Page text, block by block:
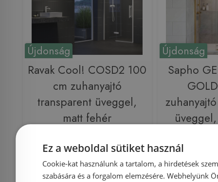
Újdonság
Ravak Cool! COSD2 100
cm zuhanyajtó
transparent üveggel,
matt fehér
Azonosító: 223121
Cikkszám: X0VVACE00Z1
Újdonság
Sapho
Ez a weboldal sütiket használ
Cookie-kat használunk a tartalom, a hirdetések
szabására és a forgalom elemzésére. Webhelyünk